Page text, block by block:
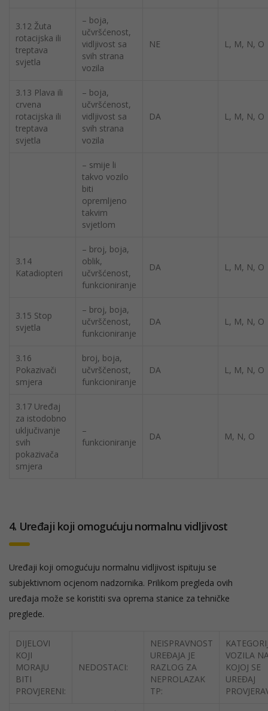
3.12 Žuta
rotacijska ili
treptava
svjetla
– boja,
učvršćenost,
vidljivost sa
svih strana
vozila
NE L, M, N, O
3.13 Plava ili
crvena
rotacijska ili
treptava
svjetla
– boja,
učvršćenost,
vidljivost sa
svih strana
vozila
DA L, M, N, O
– smije li
takvo vozilo
biti
opremljeno
takvim
svjetlom
3.14
Katadiopteri
– broj, boja,
oblik,
učvršćenost,
funkcioniranje
DA L, M, N, O
3.15 Stop
svjetla
– broj, boja,
učvrščenost,
funkcioniranje
DA L, M, N, O
3.16
Pokazivači
smjera
broj, boja,
učvrščenost,
funkcioniranje
DA L, M, N, O
3.17 Uređaj
za istodobno
uključivanje
svih
pokazivača
smjera
–
funkcioniranje
DA M, N, O
4. Uređaji koji omogućuju normalnu vidljivost
Uređaji koji omogućuju normalnu vidljivost ispituju se
subjektivnom ocjenom nadzornika. Prilikom pregleda ovih
uređaja može se koristiti sva oprema stanice za tehničke
preglede.
DIJELOVI
KOJI
MORAJU
BITI
PROVJERENI:
NEDOSTACI:
NEISPRAVNOST
UREĐAJA JE
RAZLOG ZA
NEPROLAZAK
TP:
VOZILA
KOJOJ SE
UREĐAJ